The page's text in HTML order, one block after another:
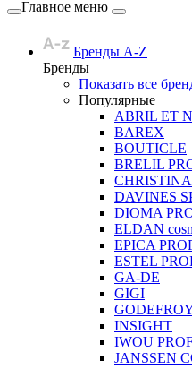
Главное меню
Бренды A-Z
Бренды
Показать все
Популярные
ABRIL ET
BAREX
BOUTICLE
BRELIL
CHRISTINA
DAVINES
DIOMA
ELDAN
EPICA
ESTEL
GA-DE
GIGI
INSIGHT
IWOU
JANSSEN